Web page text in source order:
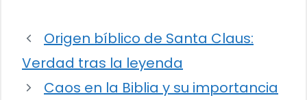
Origen bíblico de Santa Claus:
Verdad tras la leyenda
Caos en la Biblia y su importancia